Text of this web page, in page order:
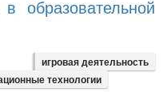
образовательной
игровая деятельность
технологии